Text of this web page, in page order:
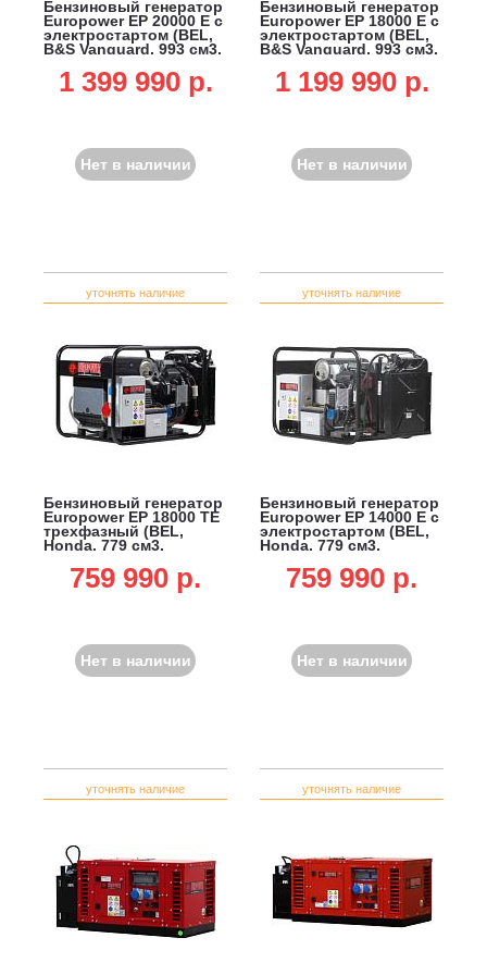
Бензиновый генератор
Europower EP 20000 Е с
электростартом (BEL,
B&S Vanguard, 993 см3,
кг)1 399 990 p.
Нет в наличии
Бензиновый генератор
Europower EP 18000 Е с
электростартом (BEL,
B&S Vanguard, 993 см3,
кг)1 199 990 p.
Нет в наличии
уточнять наличие
Бензиновый генератор
Europower EP 18000 ТЕ
трехфазный (BEL,
Honda, 779 см3,
электростарт, 165 кг)
759 990 p.
Нет в наличии
уточнять наличие
Бензиновый генератор
Europower EP 14000 Е с
электростартом (BEL,
Honda, 779 см3,
759 990 p.
Нет в наличии
уточнять наличие уточнять наличие